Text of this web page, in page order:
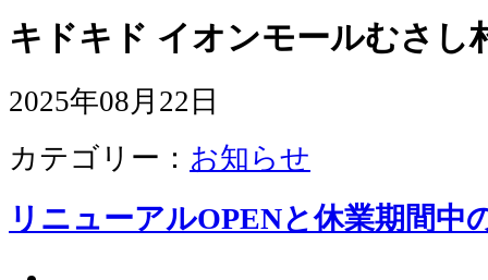
キドキド イオンモールむさし
2025年08月22日
カテゴリー： お知らせ
リニューアルOPENと休業期間中